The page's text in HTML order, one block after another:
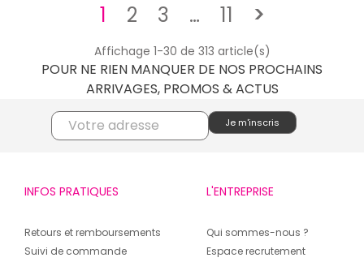
1 2 3 … 11 >
Affichage 1-30 de 313 article(s)
POUR NE RIEN MANQUER DE NOS PROCHAINS
ARRIVAGES, PROMOS & ACTUS
INFOS PRATIQUES
Retours et remboursements
Suivi de commande
L'ENTREPRISE
Qui sommes-nous ?
Espace recrutement